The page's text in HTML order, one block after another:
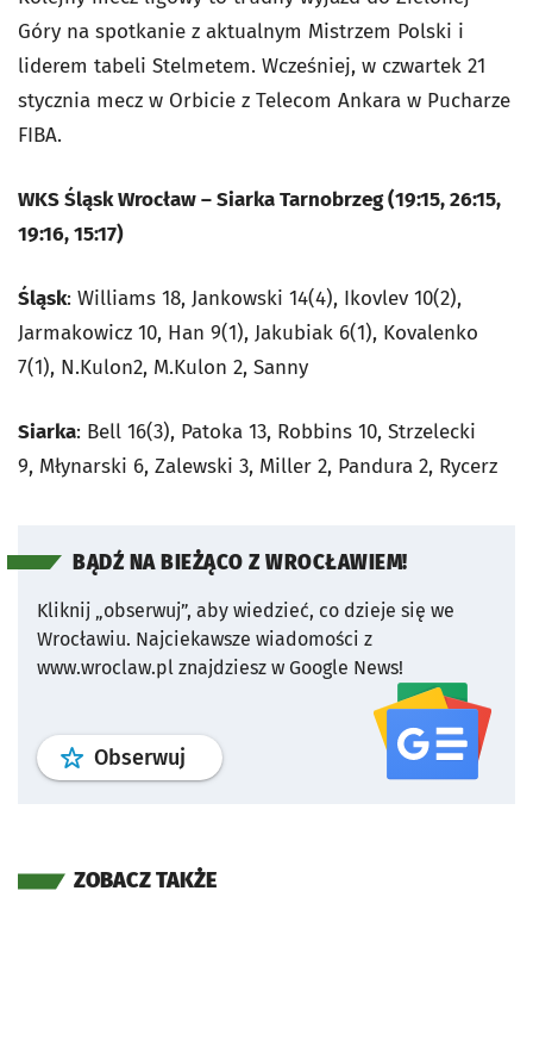
Góry na spotkanie z aktualnym Mistrzem Polski i
liderem tabeli Stelmetem. Wcześniej, w czwartek 21
stycznia mecz w Orbicie z Telecom Ankara w Pucharze
FIBA.
WKS Śląsk Wrocław – Siarka Tarnobrzeg (19:15, 26:15,
19:16, 15:17)
Śląsk: Williams 18, Jankowski 14(4), Ikovlev 10(2),
Jarmakowicz 10, Han 9(1), Jakubiak 6(1), Kovalenko
7(1), N.Kulon2, M.Kulon 2, Sanny
Siarka: Bell 16(3), Patoka 13, Robbins 10, Strzelecki
9, Młynarski 6, Zalewski 3, Miller 2, Pandura 2, Rycerz
BĄDŹ NA BIEŻĄCO Z WROCŁAWIEM!
Kliknij „obserwuj”, aby wiedzieć, co dzieje się we
Wrocławiu. Najciekawsze wiadomości z
www.wroclaw.pl znajdziesz w Google News!
Obserwuj profil serwisu
ZOBACZ TAKŻE